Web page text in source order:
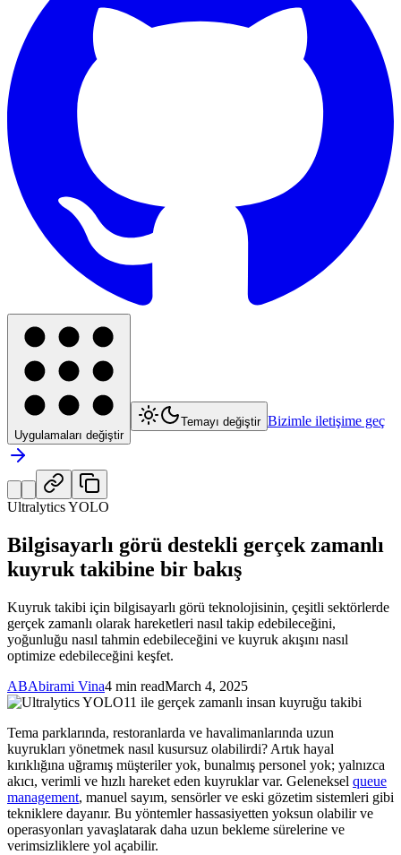
Uygulamaları değiştir
Temayı değiştir Bizimle iletişime geç
Ultralytics YOLO
Bilgisayarlı görü destekli gerçek zamanlı
kuyruk takibine bir bakış
Kuyruk takibi için bilgisayarlı görü teknolojisinin, çeşitli sektörlerde
gerçek zamanlı olarak hareketleri nasıl takip edebileceğini,
yoğunluğu nasıl tahmin edebileceğini ve kuyruk akışını nasıl
optimize edebileceğini keşfet.
ABAbirami Vina4 min readMarch 4, 2025
Tema parklarında, restoranlarda ve havalimanlarında uzun
kuyrukları yönetmek nasıl kusursuz olabilirdi? Artık hayal
kırıklığına uğramış müşteriler yok, bunalmış personel yok; yalnızca
akıcı, verimli ve hızlı hareket eden kuyruklar var. Geleneksel queue
management, manuel sayım, sensörler ve eski gözetim sistemleri gibi
tekniklere dayanır. Bu yöntemler hassasiyetten yoksun olabilir ve
operasyonları yavaşlatarak daha uzun bekleme sürelerine ve
verimsizliklere yol açabilir.